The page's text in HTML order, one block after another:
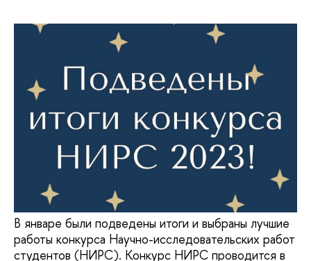
В январе были подведены итоги и выбраны лучшие
работы конкурса Научно-исследовательских работ
студентов (НИРС). Конкурс НИРС проводится в